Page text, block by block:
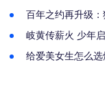
百年之约再升级
岐黄传薪火 少年
给爱美女生怎么选